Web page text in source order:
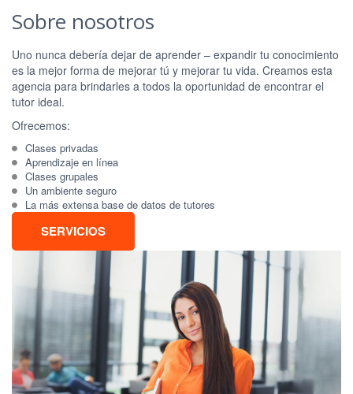
Sobre nosotros
Uno nunca debería dejar de aprender – expandir tu conocimiento
es la mejor forma de mejorar tú y mejorar tu vida. Creamos esta
agencia para brindarles a todos la oportunidad de encontrar el
tutor ideal.
Ofrecemos:
Clases privadas
Aprendizaje en línea
Clases grupales
Un ambiente seguro
La más extensa base de datos de tutores
SERVICIOS